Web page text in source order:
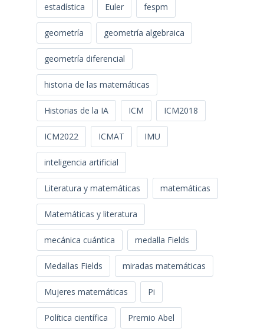
estadística Euler fespm
geometría geometría algebraica
geometría diferencial
historia de las matemáticas
Historias de la IA ICM ICM2018
ICM2022 ICMAT IMU
inteligencia artificial
Literatura y matemáticas matemáticas
Matemáticas y literatura
mecánica cuántica medalla Fields
Medallas Fields miradas matemáticas
Mujeres matemáticas Pi
Política científica Premio Abel